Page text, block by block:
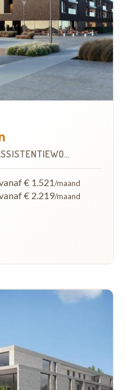
€ 1.521/maand
€ 2.219/maand